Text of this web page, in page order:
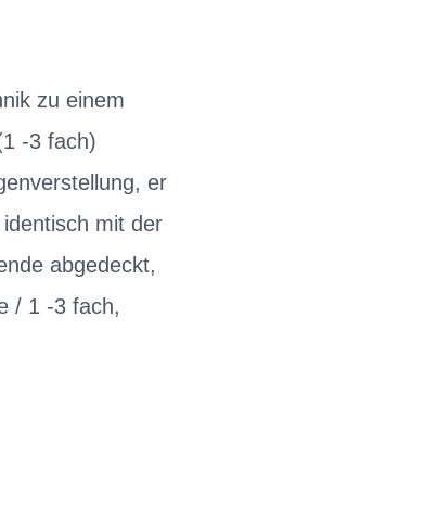
zu einem
-3 fach)
er
mit der
abgedeckt,
/ 1 -3 fach,